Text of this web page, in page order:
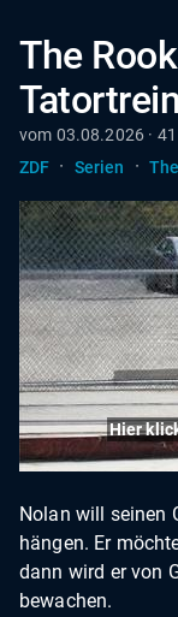
The
vom 03.08.2026 ·
ZDF · Serien ·
Hier
Nolan will seinen
hängen. Er
dann wird er von
bewachen.